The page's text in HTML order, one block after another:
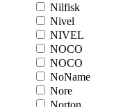
Nilfisk
Nivel
NIVEL
NOCO
NOCO
NoName
Nore
Norton